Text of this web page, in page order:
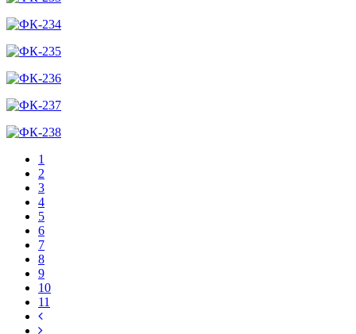
1
2
3
4
5
6
7
8
9
10
11